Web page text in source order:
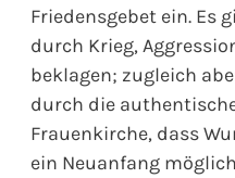
Friedensgebet ein. Es
durch Krieg,
beklagen; zugleich
durch die
Frauenkirche, dass
ein Neuanfang